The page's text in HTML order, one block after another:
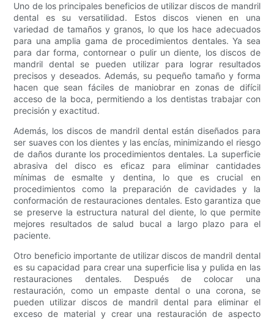
Uno de los principales beneficios de utilizar discos de mandril
dental es su versatilidad. Estos discos vienen en una
variedad de tamaños y granos, lo que los hace adecuados
para una amplia gama de procedimientos dentales. Ya sea
para dar forma, contornear o pulir un diente, los discos de
mandril dental se pueden utilizar para lograr resultados
precisos y deseados. Además, su pequeño tamaño y forma
hacen que sean fáciles de maniobrar en zonas de difícil
acceso de la boca, permitiendo a los dentistas trabajar con
precisión y exactitud.
Además, los discos de mandril dental están diseñados para
ser suaves con los dientes y las encías, minimizando el riesgo
de daños durante los procedimientos dentales. La superficie
abrasiva del disco es eficaz para eliminar cantidades
mínimas de esmalte y dentina, lo que es crucial en
procedimientos como la preparación de cavidades y la
conformación de restauraciones dentales. Esto garantiza que
se preserve la estructura natural del diente, lo que permite
mejores resultados de salud bucal a largo plazo para el
paciente.
Otro beneficio importante de utilizar discos de mandril dental
es su capacidad para crear una superficie lisa y pulida en las
restauraciones dentales. Después de colocar una
restauración, como un empaste dental o una corona, se
pueden utilizar discos de mandril dental para eliminar el
exceso de material y crear una restauración de aspecto